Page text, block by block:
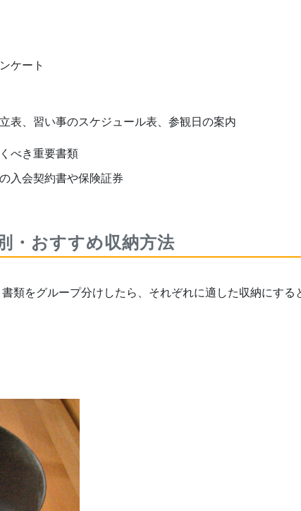
ケート
表、習い事のスケジュール表、参観日の案内
べき重要書類
入会契約書や保険証券
・おすすめ収納方法
類をグループ分けしたら、それぞれに適した収納にする